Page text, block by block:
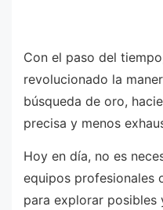
Con el paso del
revolucionado la
búsqueda de oro,
precisa y menos
Hoy en día, no es
equipos profesionales
para explorar posibles